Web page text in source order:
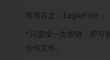
简而言之，EagleFiler：
*只需按一次按键，即可
任何文件。